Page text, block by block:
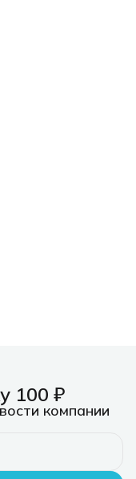
100 ₽
компании